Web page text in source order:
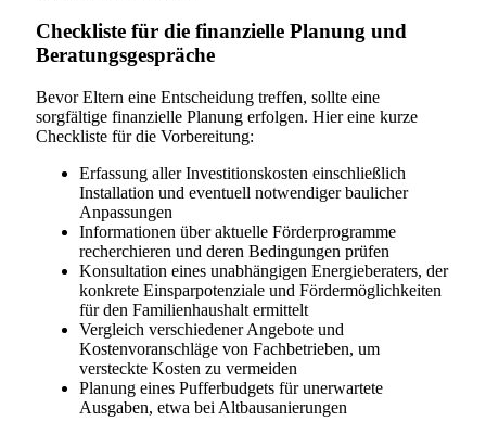
Checkliste für die finanzielle Planung und
Beratungsgespräche
Bevor Eltern eine Entscheidung treffen, sollte eine
sorgfältige finanzielle Planung erfolgen. Hier eine kurze
Checkliste für die Vorbereitung:
Erfassung aller Investitionskosten einschließlich
Installation und eventuell notwendiger baulicher
Anpassungen
Informationen über aktuelle Förderprogramme
recherchieren und deren Bedingungen prüfen
Konsultation eines unabhängigen Energieberaters, der
konkrete Einsparpotenziale und Fördermöglichkeiten
für den Familienhaushalt ermittelt
Vergleich verschiedener Angebote und
Kostenvoranschläge von Fachbetrieben, um
versteckte Kosten zu vermeiden
Planung eines Pufferbudgets für unerwartete
Ausgaben, etwa bei Altbausanierungen